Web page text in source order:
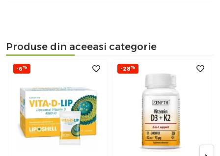
Produse din aceeasi categorie
-6% -28%